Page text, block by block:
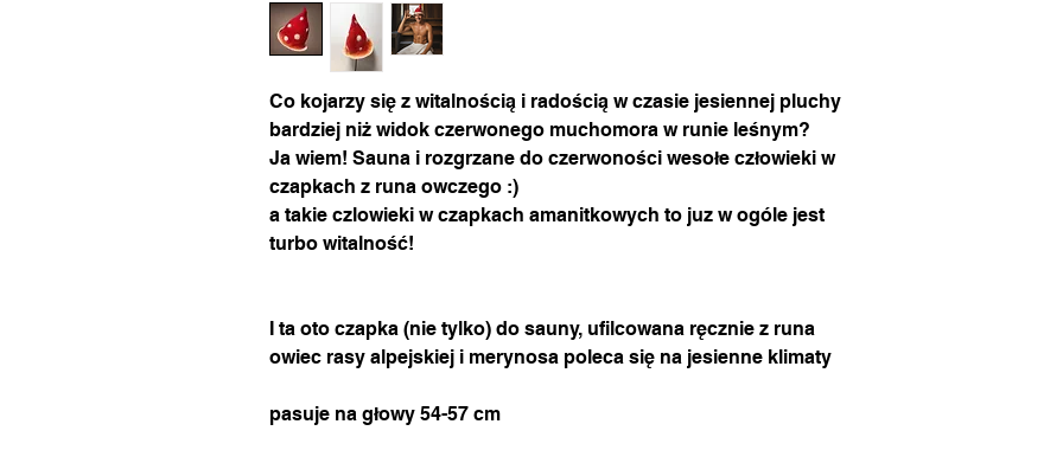
Co kojarzy się z witalnością i radością w czasie jesiennej pluchy
bardziej niż widok czerwonego muchomora w runie leśnym?
Ja wiem! Sauna i rozgrzane do czerwoności wesołe człowieki w
czapkach z runa owczego :)
a takie czlowieki w czapkach amanitkowych to juz w ogóle jest
turbo witalność!
I ta oto czapka (nie tylko) do sauny, ufilcowana ręcznie z runa
owiec rasy alpejskiej i merynosa poleca się na jesienne klimaty
pasuje na głowy 54-57 cm